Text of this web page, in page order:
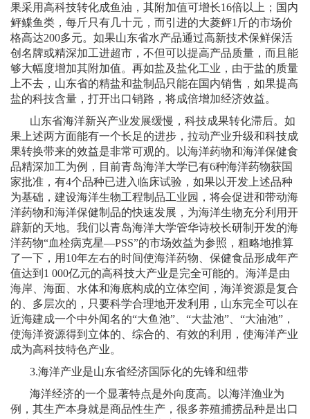
果采用高科技转化成鱼油，其附加值可增长16倍以上；国内
鲆鲽鱼类，每斤只有几十元，而引进的大菱鲆1 斤的市场价
格高达200多元。如果山东省水产品通过高新技术保鲜保活
创名牌或精深加工进超市，不但可以提高产品质量，而且能
够大幅度增加其附加值。再如盐及盐化工业，由于盐的质量
上不去，山东省的精盐和盐制品只能在国内销售，如果提高
盐的科技含量，打开出口销路，将成倍增加经济效益。
山东省海洋新兴产业发展缓慢，科技成果转化滞后。如
果上述两方面能有一个长足的进步，拉动产业升级和科技成
果转换带来的效益是非常可观的。以海洋药物和海洋保健食
品精深加工为例，目前青岛海洋大学已有6种海洋药物获国
家批准，有4个品种已进入临床试验，如果以开发上述品种
为基础，建设海洋生物工程制品工业园，将会促进和带动海
洋药物和海洋保健制品的快速发展，为海洋生物充分利用开
辟新的天地。我们以青岛海洋大学管华诗校长研制开发的海
洋药物“血栓病克星—PSS”的市场效益为参照，粗略地推算
了一下，用 10年左右的时间使海洋药物、保健食品形成年产
值达到 1 000亿元的高科技大产业是完全可能的。海洋是由
海岸、海面、水体和海底构成的立体空间，海洋资源是复合
的、多层次的，只要科学合理地开发利用，山东完全可以在
近海建成一个中外闻名的“大鱼池”、“大盐池”、“大油池”，
使海洋资源得到立体的、综合的、有效的利用，使海洋产业
成为高科技特色产业。
3.海洋产业是山东省经济国际化的先锋和纽带
海洋经济的一个显著特点是外向度高。以海洋渔业为
例，其生产本身就是商品性生产，很多养殖捕捞品种是出口